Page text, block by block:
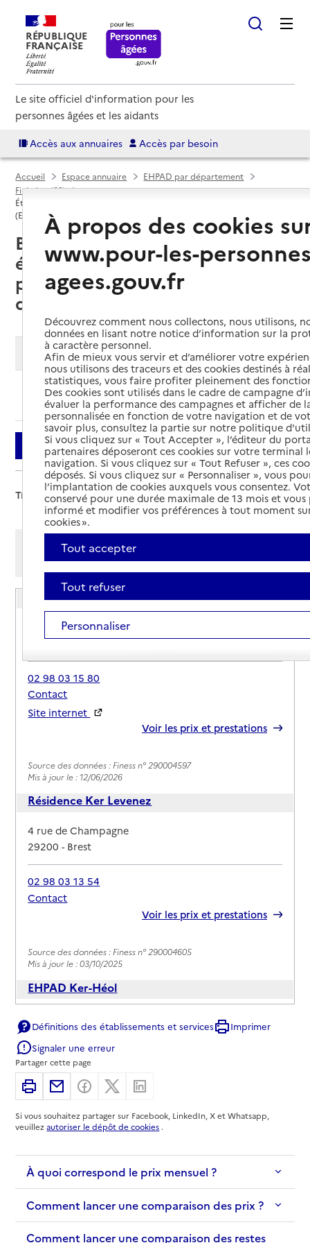
RÉPUBLIQUE
FRANÇAISE
Le site officiel d'information pour les
personnes âgées et les aidants
Accès aux annuaires Accès par besoin
Accueil Espace annuaire
EHPAD par département
Finistère (29)
Établissement d'hébergement pour personnes âgées dépendantes
(EHPAD)
Brest (29200) : liste des 15
établissements d'hébergement
pour personnes âgées
dépendantes (EHPAD)
Modifier ma recherche
Ajouter cette recherche aux favoris
Filtrer
Trier par :
Afficher les résultats par:
Mode liste
Mode carte
EHPAD Ker Digemer
Adresse
19 avenue de Tarente
29200-Brest
02 98 03 15 80
Contact
Site internet
Voir les prix et prestations
Source des données : Finess n° 290004597
Mis à jour le : 12/06/2026
Résidence Ker Levenez
Adresse
4 rue de Champagne
29200-Brest
02 98 03 13 54
Contact
Voir les prix et prestations
Source des données : Finess n° 290004605
Mis à jour le : 03/10/2025
EHPAD Ker-Héol
29200-Brest
02 98 02 29 67
Contact
Site internet
Rapport HAS
Voir les prix et prestations
Source des données : Finess n° 290004787
Mis à jour le : 12/06/2026
EHPAD Kérampéré
Adresse
rue Guillaume Keraudy
29200-Brest
Définitions des établissements et services
Imprimer
Signaler une erreur
Partager cette page
ImprimerPartager par email
Partager sur Facebook
Partager sur X
Si vous souhaitez partager sur Facebook, LinkedIn, X et Whatsapp,
veuillezautoriser le dépôt de cookies .
À quoi correspond le prix mensuel ?
Comment lancer une comparaison des prix ?
Comment lancer une comparaison des restes
À propos des cookies
www.pour-les-
agees.gouv.fr
Découvrez comment nous collectons, nous utilisons,
données en lisant notre notice d’information sur la
à caractère personnel.
Afin de mieux vous servir et d’améliorer votre
nous utilisons des traceurs et des cookies destinés à
statistiques, vous faire profiter pleinement des
Des cookies sont utilisés dans le cadre de campagne
évaluer la performance des campagnes et afficher de
personnalisée en fonction de votre navigation et de
savoir plus, consultez la partie sur notre politique
Si vous cliquez sur « Tout Accepter », l’éditeur du
partenaires déposeront ces cookies sur votre terminal
navigation. Si vous cliquez sur « Tout Refuser », ces
déposés. Si vous cliquez sur « Personnaliser », vous
l’implantation de cookies auxquels vous consentez.
conservé pour une durée maximale de 13 mois et
informé et modifier vos préférences à tout moment
cookies ».
Tout accepter
Tout refuser
Personnaliser